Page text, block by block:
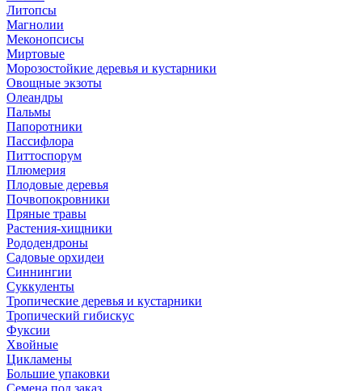
Литопсы
Магнолии
Меконопсисы
Миртовые
Морозостойкие деревья и кустарники
Овощные экзоты
Олеандры
Пальмы
Папоротники
Пассифлора
Питтоспорум
Плюмерия
Плодовые деревья
Почвопокровники
Пряные травы
Растения-хищники
Рододендроны
Садовые орхидеи
Синнингии
Суккуленты
Тропические деревья и кустарники
Тропический гибискус
Фуксии
Хвойные
Цикламены
Большие упаковки